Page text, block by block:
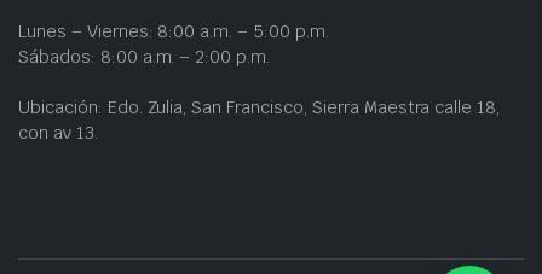
Lunes – Viernes: 8:00 a.m. – 5:00 p.m.
Sábados: 8:00 a.m. – 2:00 p.m.
Ubicación: Edo. Zulia, San Francisco, Sierra Maestra calle 18,
con av 13.